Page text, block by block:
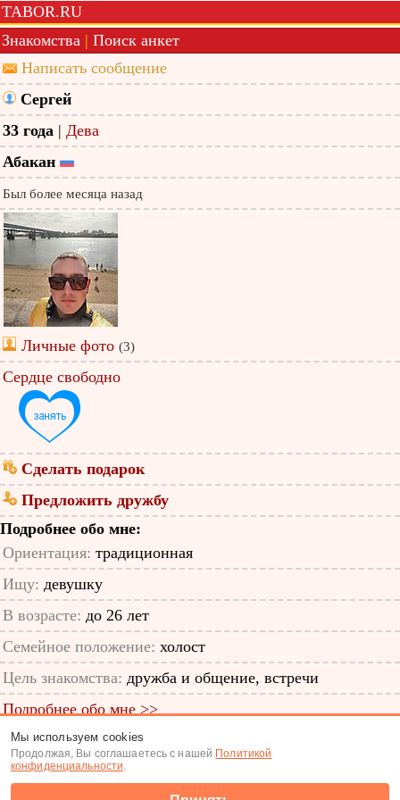
TABOR.RU
Знакомства | Поиск анкет
Написать сообщение
Сергей
33 года | Дева
Абакан
Был более месяца назад
Личные фото (3)
Сердце свободно
Сделать подарок
Предложить дружбу
Подробнее обо мне:
Ориентация: традиционная
Ищу: девушку
В возрасте: до 26 лет
Семейное положение: холост
Цель знакомства: дружба и общение, встречи
Подробнее обо мне >>
ID анкеты: 48416094
Знакомства|Поиск анкет
Мы используем cookies
Продолжая, Вы соглашаетесь с нашей Политикой
конфиденциальности.